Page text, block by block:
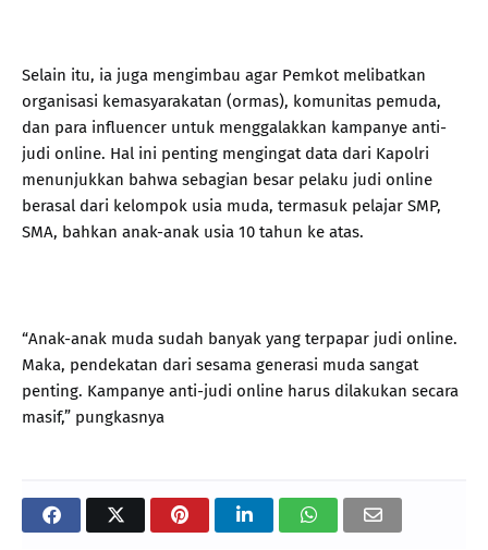
Selain itu, ia juga mengimbau agar Pemkot melibatkan
organisasi kemasyarakatan (ormas), komunitas pemuda,
dan para influencer untuk menggalakkan kampanye anti-
judi online. Hal ini penting mengingat data dari Kapolri
menunjukkan bahwa sebagian besar pelaku judi online
berasal dari kelompok usia muda, termasuk pelajar SMP,
SMA, bahkan anak-anak usia 10 tahun ke atas.
“Anak-anak muda sudah banyak yang terpapar judi online.
Maka, pendekatan dari sesama generasi muda sangat
penting. Kampanye anti-judi online harus dilakukan secara
masif,” pungkasnya